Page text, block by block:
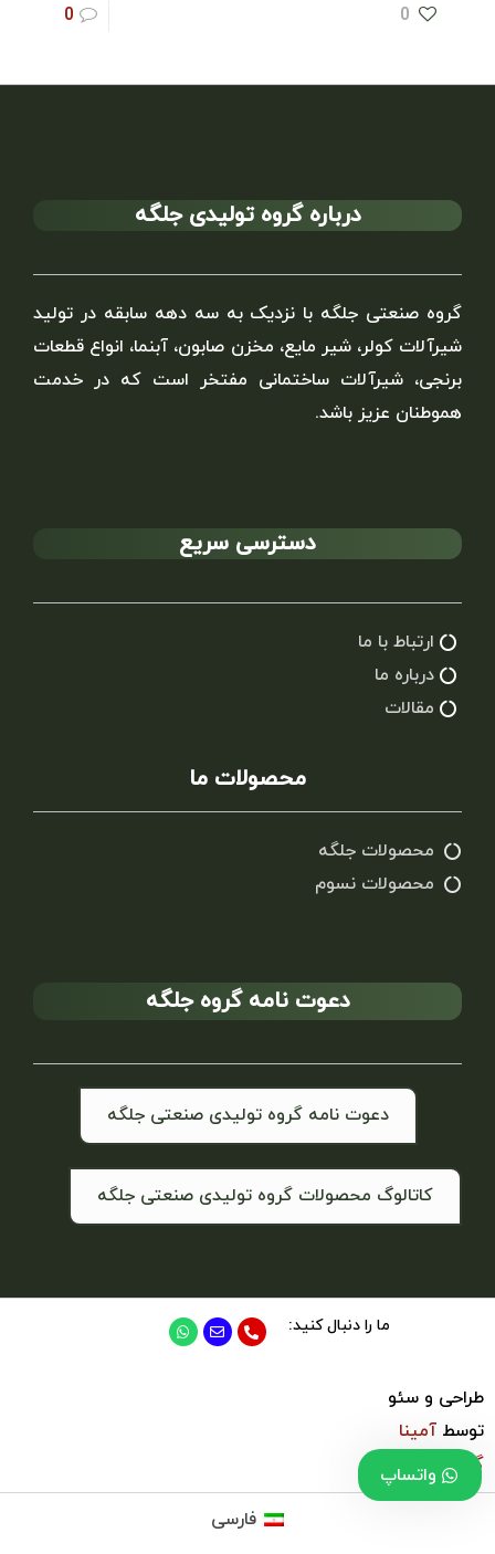
0
0
درباره گروه تولیدی جلگه
گروه صنعتی جلگه با نزدیک به سه دهه سابقه در تولید
شیرآلات کولر، شیر مایع، مخزن صابون، آبنما، انواع قطعات
برنجی، شیرآلات ساختمانی مفتخر است که در خدمت
هموطنان عزیز باشد.
دسترسی سریع
ارتباط با ما
درباره ما
مقالات
محصولات ما
محصولات جلگه
محصولات نسوم
دعوت نامه گروه جلگه
دعوت نامه گروه تولیدی صنعتی جلگه
کاتالوگ محصولات گروه تولیدی صنعتی جلگه
ما را دنبال کنید:
طراحی و سئو
توسط آمینا
گروپ واتساپ
فارسی